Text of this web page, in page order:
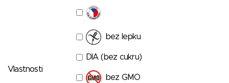
Vlastnosti
bez lepku
DIA (bez cukru)
bez GMO